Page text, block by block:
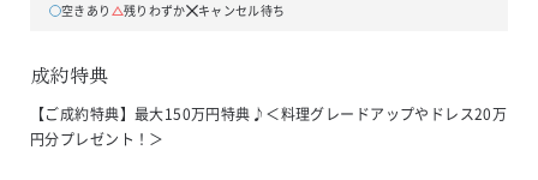
空きあり 残りわずか キャンセル待ち
成約特典
【ご成約特典】最大150万円特典♪＜料理グレードアップやドレス20万
円分プレゼント！＞